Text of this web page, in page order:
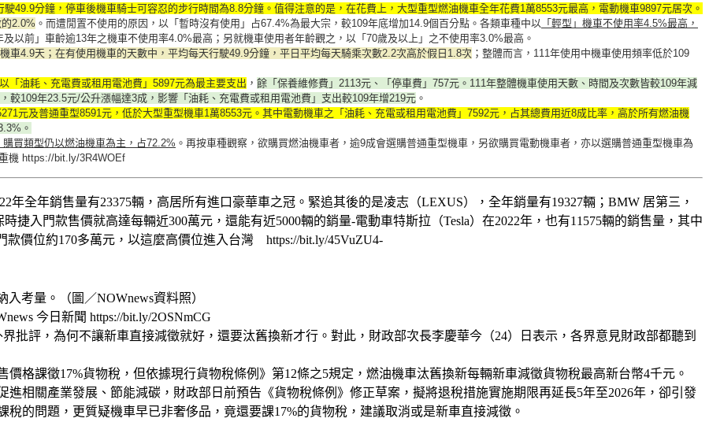
49.9分鐘，停車後機車騎士可容忍的步行時間為8.8分鐘。值得注意的是，在花費上，大型重型燃油機車全年花費1萬8553元最高，電動機車9897元居次。
2.0% 。而遭閒置不使用的原因，以「暫時沒有使用」占67.4%為最大宗，較109年底增加14.9個百分點。各類車種中以
「輕型」機車不使用率4.5%最高，
及以前」車齡逾13年之機車不使用率4.0%最高；另就機車使用者年齡觀之，以「70歲及以上」之不使用率3.0%最高。
車4.9天；在有使用機車的天數中，平均每天行駛49.9分鐘，平日平均每天騎乘次數2.2次高於假日1.8次 ；整體而言，111年使用中機車使用頻率低於109
「油耗、充電費或租用電池費」5897元為最主要支出 ， 餘「保養維修費」2113元、「停車費」757元。111年整體機車使用天數、時間及次數皆較109年減
較109年23.5元/公升漲幅達3成，影響「油耗、充電費或租用電池費」支出較109年增219元 。
元及普通重型8591元，低於大型重型機車1萬8553元。其中電動機車之「油耗、充電或租用電池費」7592元，占其總費用近8成比率，高於所有燃油機
。
買類型仍以燃油機車為主，占72.2% 。再按車種觀察，欲購買燃油機車者，逾9成會選購普通重型機車，另欲購買電動機車者，亦以選購普通重型機車為
機 https://bit.ly/3R4WOEf
年全年銷售量有23375輛，高居所有進口豪華車之冠。緊追其後的是凌志（LEXUS），全年銷量有19327輛；BMW 居第三，
捷入門款售價就高達每輛近300萬元，還能有近5000輛的銷量-電動車特斯拉（Tesla）在2022年，也有11575輛的銷售量，其中
款價位約170多萬元，以這麼高價位進入台灣 https://bit.ly/45VuZU4-
考量。（圖／NOWnews資料照）
今日新聞 https://bit.ly/2OSNmCG
批評，為何不讓新車直接減徵就好，還要汰舊換新才行。對此，財政部次長李慶華今（24）日表示，各界意見財政部都聽到
格課徵17%貨物稅，但依據現行貨物稅條例》第12條之5規定，燃油機車汰舊換新每輛新車減徵貨物稅最高新台幣4千元。
相關產業發展、節能減碳，財政部日前預告《貨物稅條例》修正草案，擬將退稅措施實施期限再延長5年至2026年，卻引發
的問題，更質疑機車早已非奢侈品，竟還要課17%的貨物稅，建議取消或是新車直接減徵。